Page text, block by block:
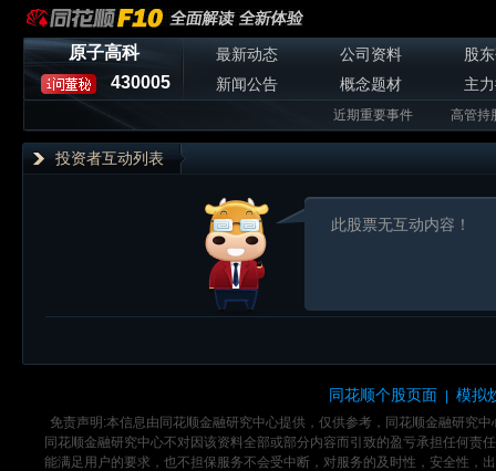
原子高科
430005
最新动态 公司资料
股
新闻公告
概念题材 主
近期重要事件 高管持
投资者互动列表
此股票无互动内容！
同花顺个股页面 模拟
免责声明:本信息由同花顺金融研究中心提供，仅供参考，同花顺金融研究
同花顺金融研究中心不对因该资料全部或部分内容而引致的盈亏承担任何
能满足用户的要求，也不担保服务不会受中断，对服务的及时性，安全性，